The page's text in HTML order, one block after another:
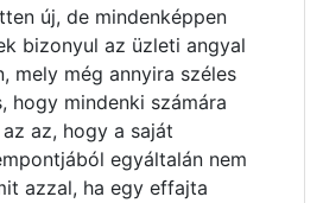
új, de mindenképpen
bizonyul az üzleti angyal
mely még annyira széles
hogy mindenki számára
az, hogy a saját
egyáltalán nem
azzal, ha egy effajta